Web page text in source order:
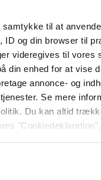
samtykke til at
ID og din browser til
videregives til vores
din enhed for at vise
annonce- og
Se mere
Du kan altid
godt
at finde
da
os, eller
føles
ikke
påpeger
sin
"Der